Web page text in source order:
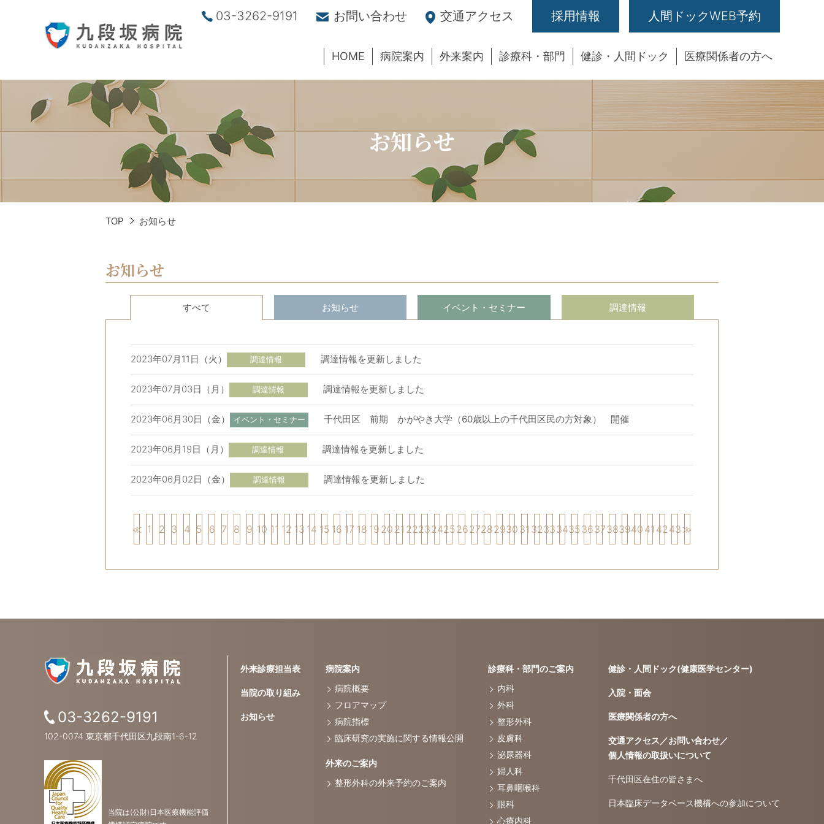
03-3262-9191 お問い合わせ 交通アクセス 採用情報 人間ドックWEB予約
HOME 病院案内 外来案内 診療科・部門 健診・人間ドック 医療関係者の方へ
お知らせ
TOP お知らせ
お知らせ
すべて お知らせ イベント・セミナー 調達情報
2023年07月11日（火） 調達情報 調達情報を更新しました
2023年07月03日（月） 調達情報 調達情報を更新しました
2023年06月30日（金） イベント・セミナー 千代田区 前期 かがやき大学（60歳以上の千代田区民の方対象） 開催
2023年06月19日（月） 調達情報 調達情報を更新しました
2023年06月02日（金） 調達情報 調達情報を更新しました
≪ 1 2 3 4 5 6 7 8 9 10 11 12 13 14 15 16 17 18 19 20 21 222324252627282930 31 323334353637383940 41 4243≫
03-3262-9191
102-0074 東京都千代田区九段南1-6-12
当院は(公財)日本医療機能評価
外来診療担当表
当院の取り組み
お知らせ
病院案内
病院概要
フロアマップ
病院指標
臨床研究の実施に関する情報公開
外来のご案内
整形外科の外来予約のご案内
診療科・部門のご案内
内科
外科
整形外科
皮膚科
泌尿器科
婦人科
耳鼻咽喉科
眼科
心療内科
健診・人間ドック(健康医学センター)
入院・面会
医療関係者の方へ
交通アクセス／お問い合わせ／
個人情報の取扱いについて
千代田区在住の皆さまへ
日本臨床データベース機構への参加について